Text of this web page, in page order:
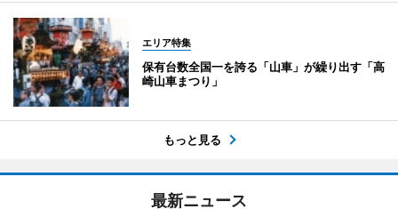
エリア特集
保有台数全国一を誇る「山車」が繰り出す「高
崎山車まつり」
もっと見る
最新ニュース